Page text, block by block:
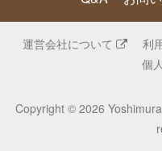
運営会社について 利
個
Copyright © 2026